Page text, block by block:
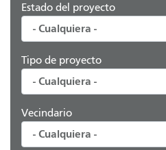
Estado del proyecto
Tipo de proyecto
Vecindario